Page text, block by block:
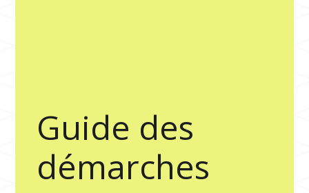
Guide des
démarches